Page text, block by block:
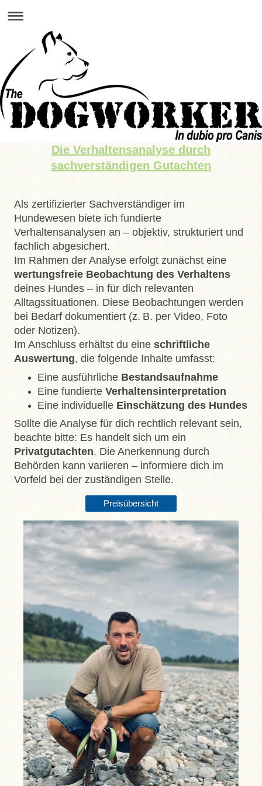
Die Verhaltensanalyse durch
sachverständigen Gutachten
Als zertifizierter Sachverständiger im
Hundewesen biete ich fundierte
Verhaltensanalysen an – objektiv, strukturiert und
fachlich abgesichert.
Im Rahmen der Analyse erfolgt zunächst eine
wertungsfreie Beobachtung des Verhaltens
deines Hundes – in für dich relevanten
Alltagssituationen. Diese Beobachtungen werden
bei Bedarf dokumentiert (z. B. per Video, Foto
oder Notizen).
Im Anschluss erhältst du eine schriftliche
Auswertung, die folgende Inhalte umfasst:
Eine ausführliche Bestandsaufnahme
Eine fundierte Verhaltensinterpretation
Eine individuelle Einschätzung des Hundes
Sollte die Analyse für dich rechtlich relevant sein,
beachte bitte: Es handelt sich um ein
Privatgutachten. Die Anerkennung durch
Behörden kann variieren – informiere dich im
Vorfeld bei der zuständigen Stelle.
Preisübersicht